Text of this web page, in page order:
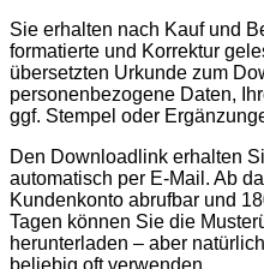
Sie erhalten nach Kauf und
formatierte und Korrektur
übersetzten Urkunde zum
personenbezogene Daten,
ggf. Stempel oder
Den Downloadlink erhalten
automatisch per E-Mail. Ab
Kundenkonto abrufbar und
Tagen können Sie die
herunterladen – aber
beliebig oft verwenden.